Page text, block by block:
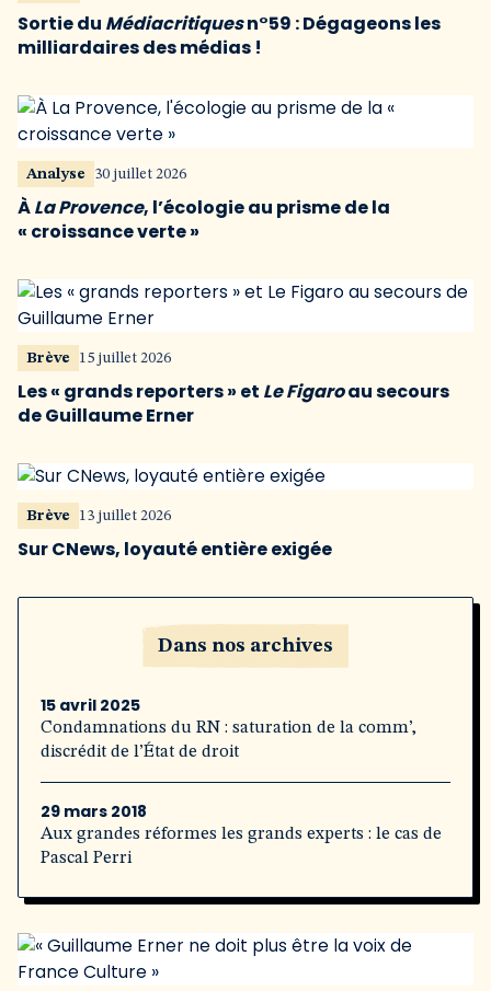
Sortie du Médiacritiquesn°59 : Dégageons les
milliardaires des médias !
Analyse 30 juillet 2026
ÀLa Provence, l’écologie au prisme de la
« croissance verte »
Brève 15 juillet 2026
Les « grands reporters » et Le Figaroau secours
de Guillaume Erner
Brève 13 juillet 2026
Sur CNews, loyauté entière exigée
Dans nos archives
15 avril 2025
Condamnations du RN : saturation de la comm’,
discrédit de l’État de droit
29 mars 2018
Aux grandes réformes les grands experts : le cas de
Pascal Perri